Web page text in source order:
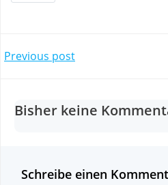
Post
navigation
Previous post
Bisher keine
Schreibe einen